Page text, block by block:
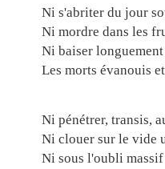
Ni s'abriter du jour
Ni mordre dans les
Ni baiser
Les morts évanouis
Ni pénétrer, transis,
Ni clouer sur le vide
Ni sous l'oubli massif